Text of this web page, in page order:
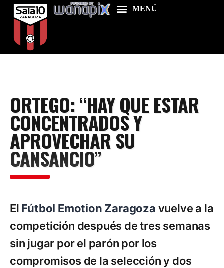
Food & Drink
Features
News
Contacts
ORTEGO: “HAY QUE ESTAR
CONCENTRADOS Y
APROVECHAR SU
CANSANCIO”
El Fútbol Emotion Zaragoza vuelve a la
competición después de tres semanas
sin jugar por el parón por los
compromisos de la selección y dos